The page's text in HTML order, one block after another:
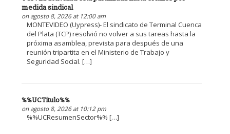
medida sindical
on agosto 8, 2026 at 12:00 am
MONTEVIDEO (Uypress)- El sindicato de Terminal Cuenca
del Plata (TCP) resolvió no volver a sus tareas hasta la
próxima asamblea, prevista para después de una
reunión tripartita en el Ministerio de Trabajo y
Seguridad Social. […]
%%UCTitulo%%
on agosto 8, 2026 at 10:12 pm
%%UCResumenSector%% […]